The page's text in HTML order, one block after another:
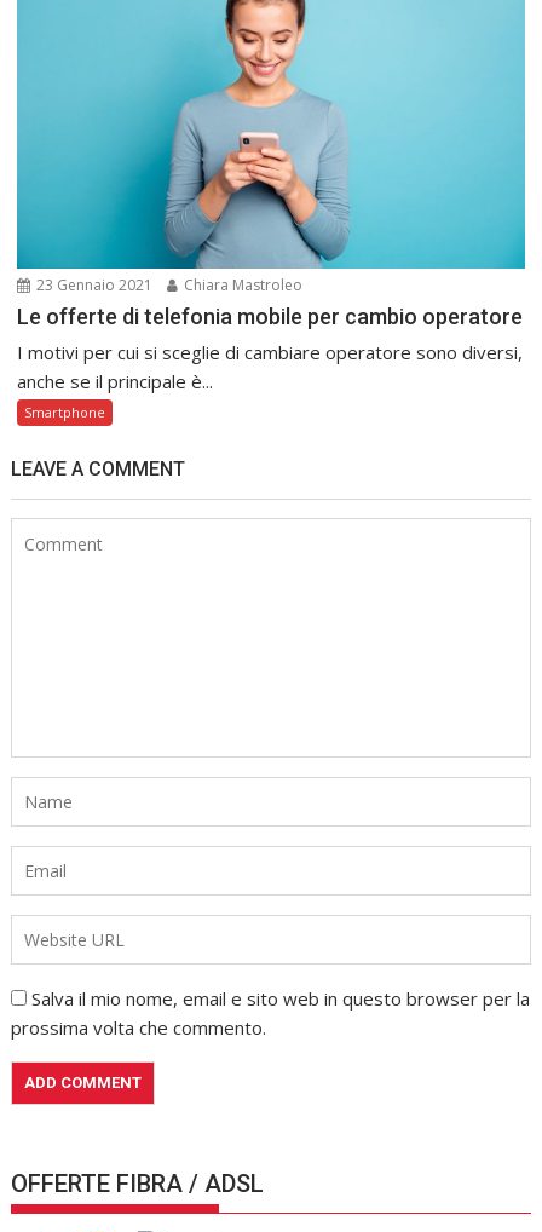
23 Gennaio 2021 Chiara Mastroleo
Le offerte di telefonia mobile per cambio operatore
I motivi per cui si sceglie di cambiare operatore sono diversi,
anche se il principale è...
Smartphone
LEAVE A COMMENT
Salva il mio nome, email e sito web in questo browser per la
prossima volta che commento.
OFFERTE FIBRA / ADSL